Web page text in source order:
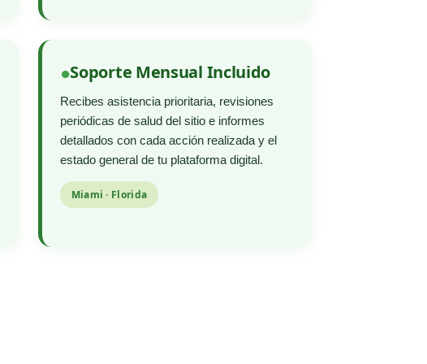
Soporte Mensual Incluido
Recibes asistencia prioritaria, revisiones
periódicas de salud del sitio e informes
detallados con cada acción realizada y el
estado general de tu plataforma digital.
Miami · Florida